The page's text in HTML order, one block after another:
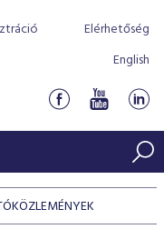
Elérhetőség
English